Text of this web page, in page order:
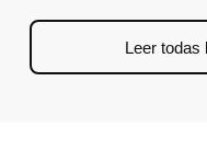
Leer todas